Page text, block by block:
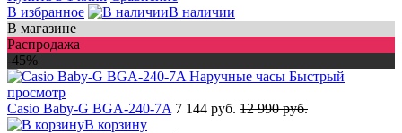
В избранное
В наличии
В магазине
Распродажа
-45%
Быстрый
просмотр
Casio Baby-G BGA-240-7A 7 144 руб. 12 990 руб.
В корзину